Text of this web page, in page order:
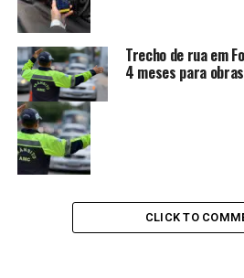
Trecho de rua em
4 meses para
CLICK TO